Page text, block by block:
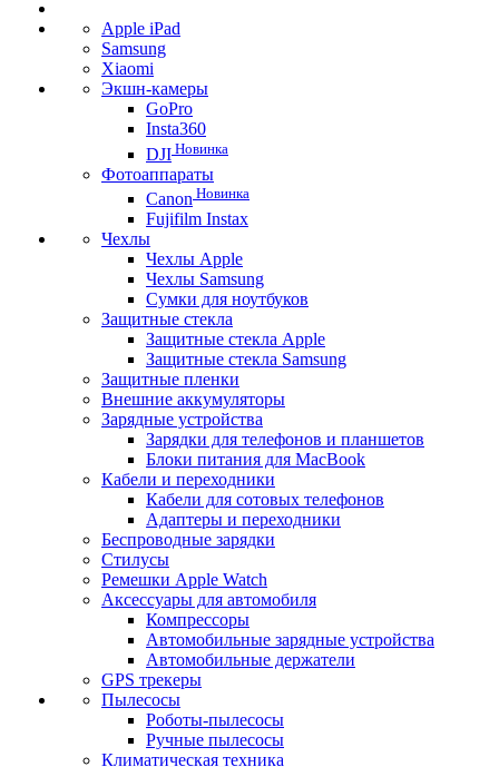
Apple iPad
Samsung
Xiaomi
Экшн-камеры
GoPro
Insta360
DJI Новинка
Фотоаппараты
Canon Новинка
Fujifilm Instax
Чехлы
Чехлы Apple
Чехлы Samsung
Сумки для ноутбуков
Защитные стекла
Защитные стекла Apple
Защитные стекла Samsung
Защитные пленки
Внешние аккумуляторы
Зарядные устройства
Зарядки для телефонов и планшетов
Блоки питания для MacBook
Кабели и переходники
Кабели для сотовых телефонов
Адаптеры и переходники
Беспроводные зарядки
Стилусы
Ремешки Apple Watch
Аксессуары для автомобиля
Компрессоры
Автомобильные зарядные устройства
Автомобильные держатели
GPS трекеры
Пылесосы
Роботы-пылесосы
Ручные пылесосы
Климатическая техника